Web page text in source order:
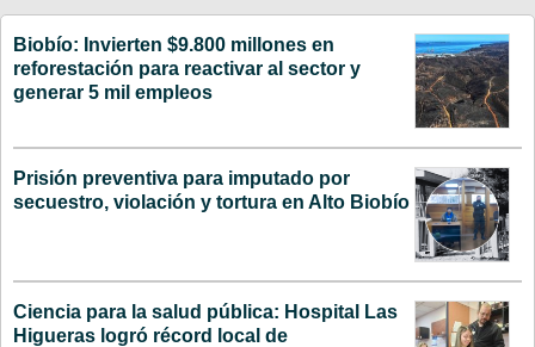
Biobío: Invierten $9.800 millones en
reforestación para reactivar al sector y
generar 5 mil empleos
Prisión preventiva para imputado por
secuestro, violación y tortura en Alto Biobío
Ciencia para la salud pública: Hospital Las
Higueras logró récord local de